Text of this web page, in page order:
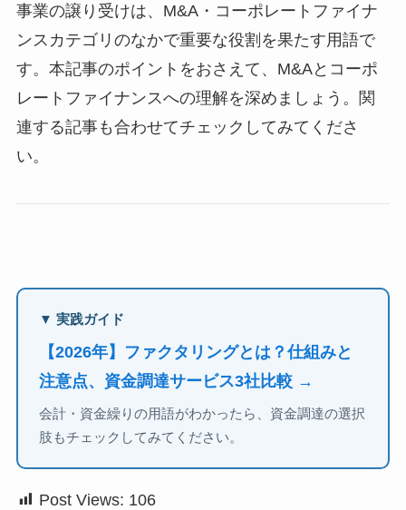
事業の譲り受けは、M&A・コーポレートファイナ
ンスカテゴリのなかで重要な役割を果たす用語で
す。本記事のポイントをおさえて、M&Aとコーポ
レートファイナンスへの理解を深めましょう。関
連する記事も合わせてチェックしてみてくださ
い。
▼ 実践ガイド
【2026年】ファクタリングとは？仕組みと
注意点、資金調達サービス3社比較 →
会計・資金繰りの用語がわかったら、資金調達の選択
肢もチェックしてみてください。
Post Views: 106